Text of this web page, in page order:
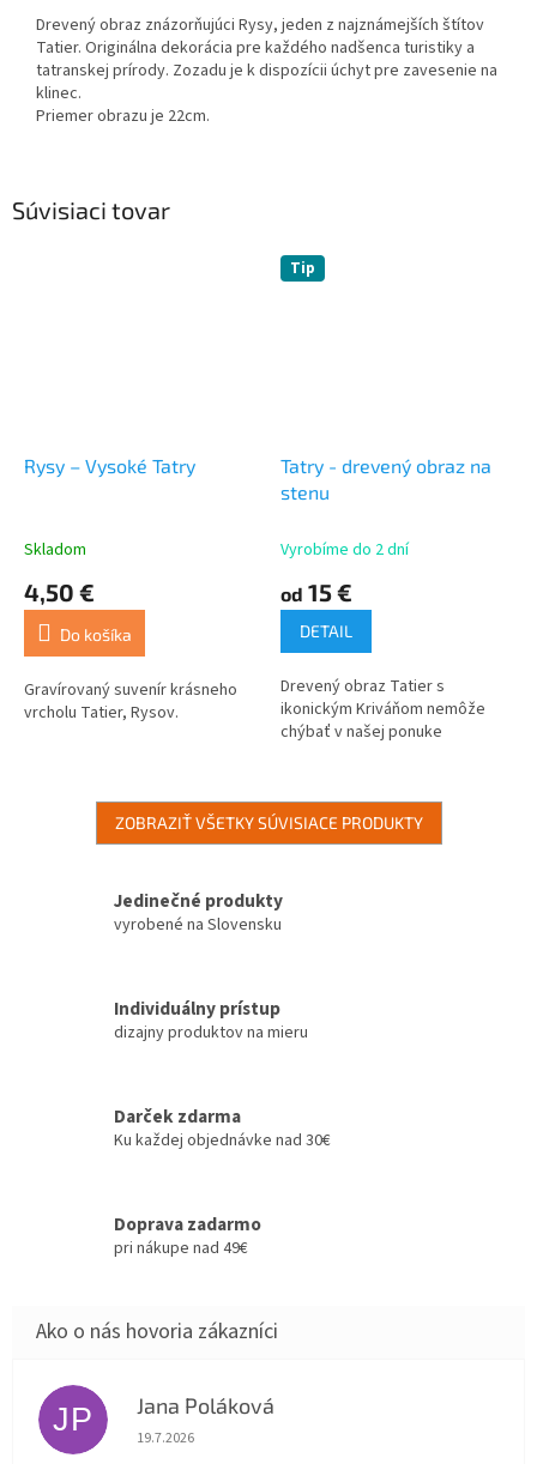
Drevený obraz znázorňujúci Rysy, jeden z najznámejších štítov
Tatier. Originálna dekorácia pre každého nadšenca turistiky a
tatranskej prírody. Zozadu je k dispozícii úchyt pre zavesenie na
klinec.
Priemer obrazu je 22cm.
Súvisiaci tovar
Rysy – Vysoké Tatry
Skladom
4,50 €
Do košíka
Gravírovaný suvenír krásneho
vrcholu Tatier, Rysov.
Tip
Tatry - drevený obraz na
stenu
Vyrobíme do 2 dní
od 15 €
DETAIL
Drevený obraz Tatier s
ikonickým Kriváňom nemôže
chýbať v našej ponuke
ZOBRAZIŤ VŠETKY SÚVISIACE PRODUKTY
Jedinečné produkty
vyrobené na Slovensku
Individuálny prístup
dizajny produktov na mieru
Darček zdarma
Ku každej objednávke nad 30€
Doprava zadarmo
pri nákupe nad 49€
JP Jana Poláková
Hodnotenie obchodu je 5 z 5 hviezdičiek.
19.7.2026